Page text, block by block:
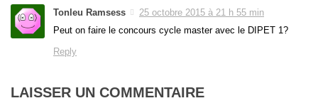
Tonleu Ramsess
25 octobre 2015 à 21 h 55 min
Peut on faire le concours cycle master avec le DIPET 1?
Reply
LAISSER UN COMMENTAIRE